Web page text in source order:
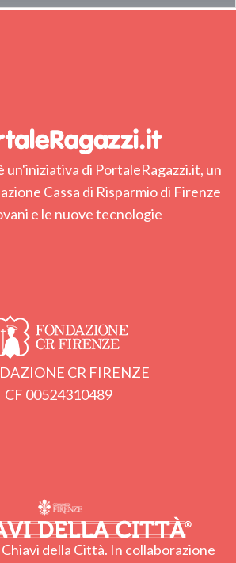
un'iniziativa di PortaleRagazzi.it, un
Cassa di Risparmio di Firenze
e le nuove tecnologie
CR FIRENZE
CF 00524310489
della Città. In collaborazione